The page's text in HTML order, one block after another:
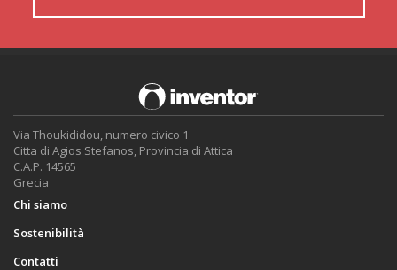
Via Thoukididou, numero civico 1
Citta di Agios Stefanos, Provincia di Attica
C.A.P. 14565
Grecia
Chi siamo
Sostenibilità
Contatti